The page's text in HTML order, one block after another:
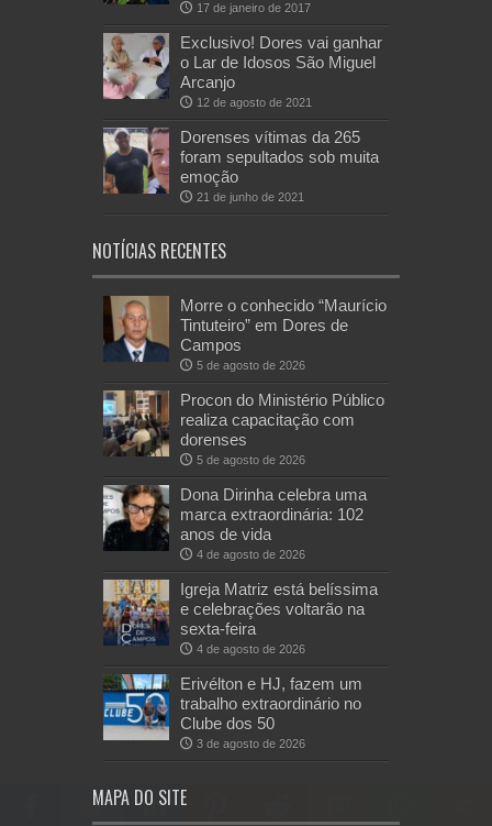
17 de janeiro de 2017
Exclusivo! Dores vai ganhar
o Lar de Idosos São Miguel
Arcanjo
12 de agosto de 2021
Dorenses vítimas da 265
foram sepultados sob muita
emoção
21 de junho de 2021
NOTÍCIAS RECENTES
Morre o conhecido “Maurício
Tintuteiro” em Dores de
Campos
5 de agosto de 2026
Procon do Ministério Público
realiza capacitação com
dorenses
5 de agosto de 2026
Dona Dirinha celebra uma
marca extraordinária: 102
anos de vida
4 de agosto de 2026
Igreja Matriz está belíssima
e celebrações voltarão na
sexta-feira
4 de agosto de 2026
Erivélton e HJ, fazem um
trabalho extraordinário no
Clube dos 50
3 de agosto de 2026
MAPA DO SITE